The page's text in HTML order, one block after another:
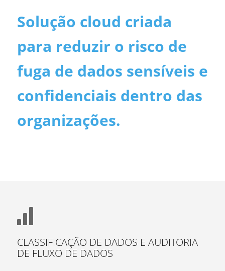
Solução cloud criada
para reduzir o risco de
fuga de dados sensíveis e
confidenciais dentro das
organizações.
CLASSIFICAÇÃO DE DADOS E AUDITORIA
DE FLUXO DE DADOS